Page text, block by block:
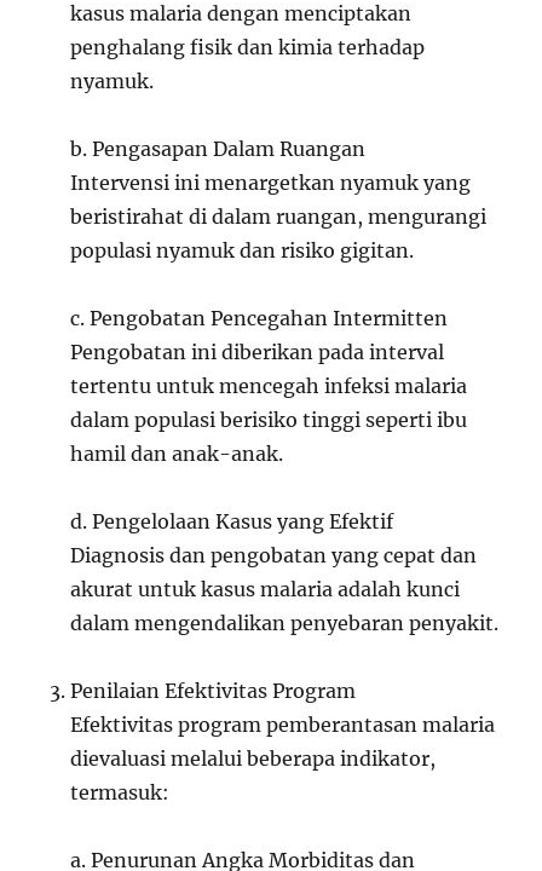
kasus malaria dengan menciptakan
penghalang fisik dan kimia terhadap
nyamuk.
b. Pengasapan Dalam Ruangan
Intervensi ini menargetkan nyamuk yang
beristirahat di dalam ruangan, mengurangi
populasi nyamuk dan risiko gigitan.
c. Pengobatan Pencegahan Intermitten
Pengobatan ini diberikan pada interval
tertentu untuk mencegah infeksi malaria
dalam populasi berisiko tinggi seperti ibu
hamil dan anak-anak.
d. Pengelolaan Kasus yang Efektif
Diagnosis dan pengobatan yang cepat dan
akurat untuk kasus malaria adalah kunci
dalam mengendalikan penyebaran penyakit.
Penilaian Efektivitas Program
Efektivitas program pemberantasan malaria
dievaluasi melalui beberapa indikator,
termasuk:
a. Penurunan Angka Morbiditas dan